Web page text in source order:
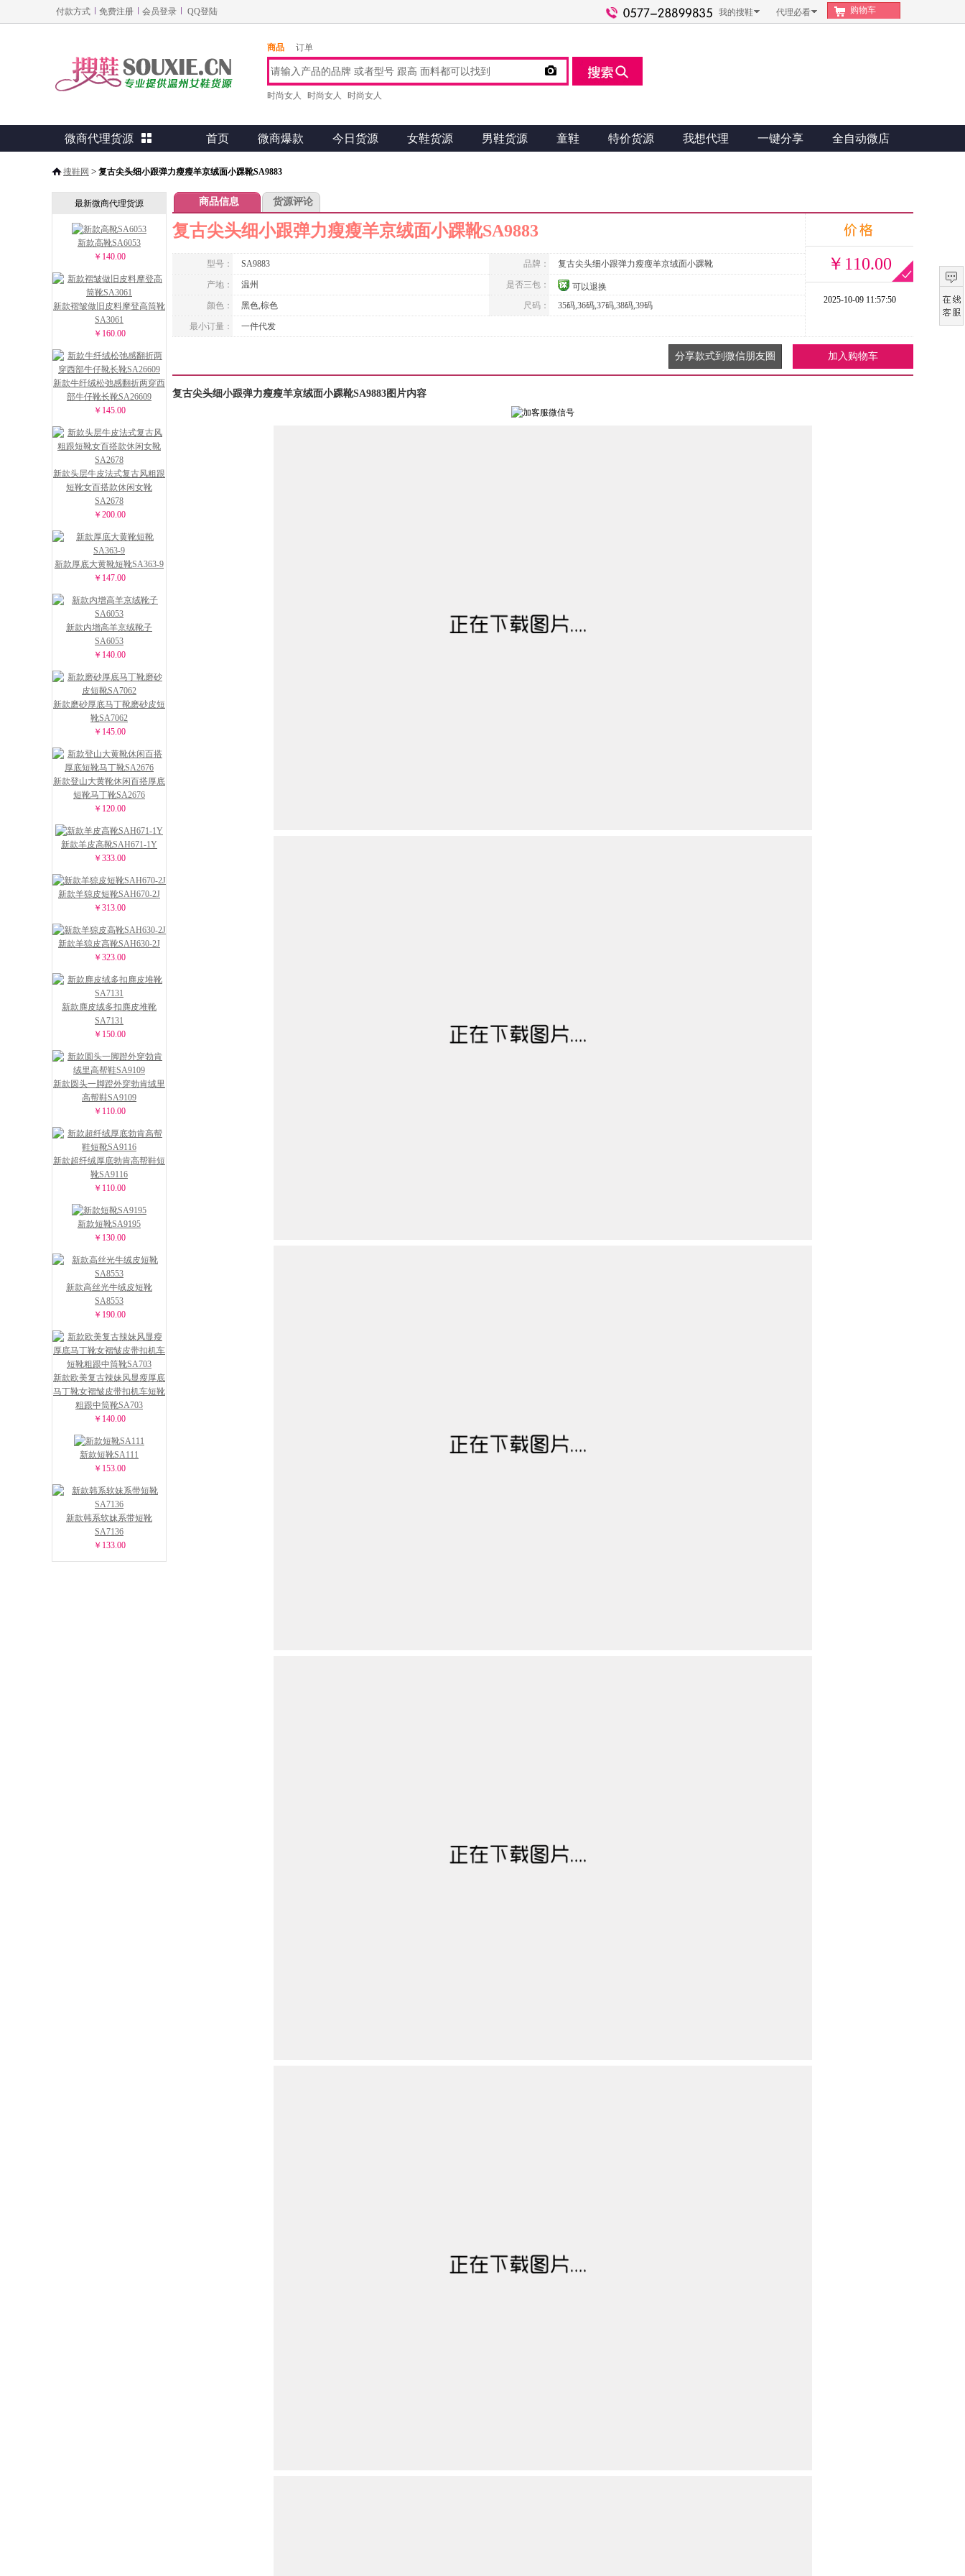
付款方式 免费注册 会员登录 QQ登陆 我的搜鞋 代理必看 购物车
商品 订单

时尚女人 时尚女人 时尚女人
微商代理货源  首页 微商爆款 今日货源 女鞋货源 男鞋货源 童鞋 特价货源 我想代理 一键分享 全自动微店
搜鞋网 > 复古尖头细小跟弹力瘦瘦羊京绒面小踝靴SA9883
最新微商代理货源
新款高靴SA6053
￥140.00
新款褶皱做旧皮料摩登高筒靴
SA3061
￥160.00
新款牛纤绒松弛感翻折两穿西
部牛仔靴长靴SA26609
￥145.00
新款头层牛皮法式复古风粗跟
短靴女百搭款休闲女靴
SA2678
￥200.00
新款厚底大黄靴短靴SA363-9
￥147.00
新款内增高羊京绒靴子
SA6053
￥140.00
新款磨砂厚底马丁靴磨砂皮短
靴SA7062
￥145.00
新款登山大黄靴休闲百搭厚底
短靴马丁靴SA2676
￥120.00
新款羊皮高靴SAH671-1Y
￥333.00
新款羊猄皮短靴SAH670-2J
￥313.00
新款羊猄皮高靴SAH630-2J
￥323.00
新款麂皮绒多扣麂皮堆靴
SA7131
￥150.00
新款圆头一脚蹬外穿勃肯绒里
高帮鞋SA9109
￥110.00
新款超纤绒厚底勃肯高帮鞋短
靴SA9116
￥110.00
新款短靴SA9195
￥130.00
新款高丝光牛绒皮短靴
SA8553
￥190.00
新款欧美复古辣妹风显瘦厚底
马丁靴女褶皱皮带扣机车短靴
粗跟中筒靴SA703
￥140.00
新款短靴SA111
￥153.00
新款韩系软妹系带短靴
SA7136
￥133.00
商品信息 货源评论
复古尖头细小跟弹力瘦瘦羊京绒面小踝靴SA9883
￥110.00
2025-10-09 11:57:50
型号： SA9883 品牌： 复古尖头细小跟弹力瘦瘦羊京绒面小踝靴
产地： 温州 是否三包：
可以退换
颜色：
黑色,棕色 尺码： 35码,36码,37码,38码,39码
最小订量： 一件代发
加入购物车
分享款式到微信朋友圈
复古尖头细小跟弹力瘦瘦羊京绒面小踝靴SA9883图片内容